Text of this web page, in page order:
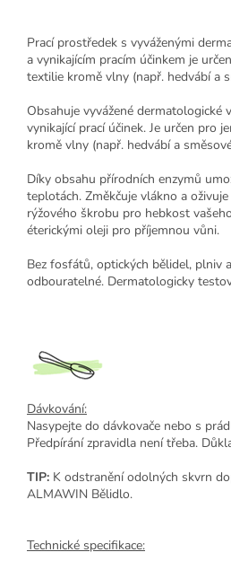
Prací prostředek s vyváženými
a vynikajícím pracím účinkem je
textilie kromě vlny (např. hedvábí a
Obsahuje vyvážené dermatologické
vynikající prací účinek. Je určen pro
kromě vlny (např. hedvábí a
Díky obsahu přírodních enzymů
teplotách. Změkčuje vlákno a
rýžového škrobu pro hebkost
éterickými oleji pro příjemnou vůni.
Bez fosfátů, optických bělidel, plniv
odbouratelné. Dermatologicky
Dávkování:
Nasypejte do dávkovače nebo s
Předpírání zpravidla není třeba.
TIP: K odstranění odolných skvrn
ALMAWIN Bělidlo.
Technické specifikace: